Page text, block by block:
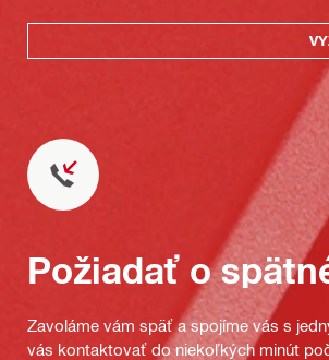
Požiadať o
Zavoláme vám späť a spojíme vás s
vás kontaktovať do niekoľkých minút